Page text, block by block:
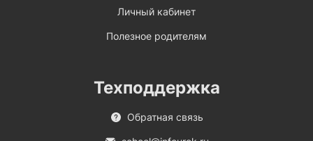
Личный кабинет
Полезное родителям
Техподдержка
Обратная связь